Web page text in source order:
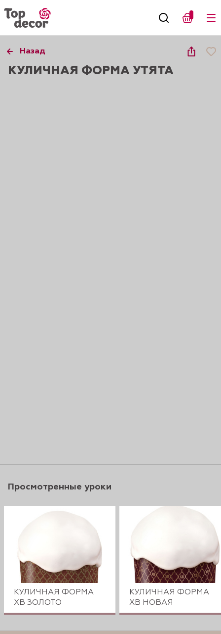
Назад
КУЛИЧНАЯ ФОРМА УТЯТА
Просмотренные уроки
КУЛИЧНАЯ ФОРМА
ХВ ЗОЛОТО
КУЛИЧНАЯ ФОРМА
ХВ НОВАЯ